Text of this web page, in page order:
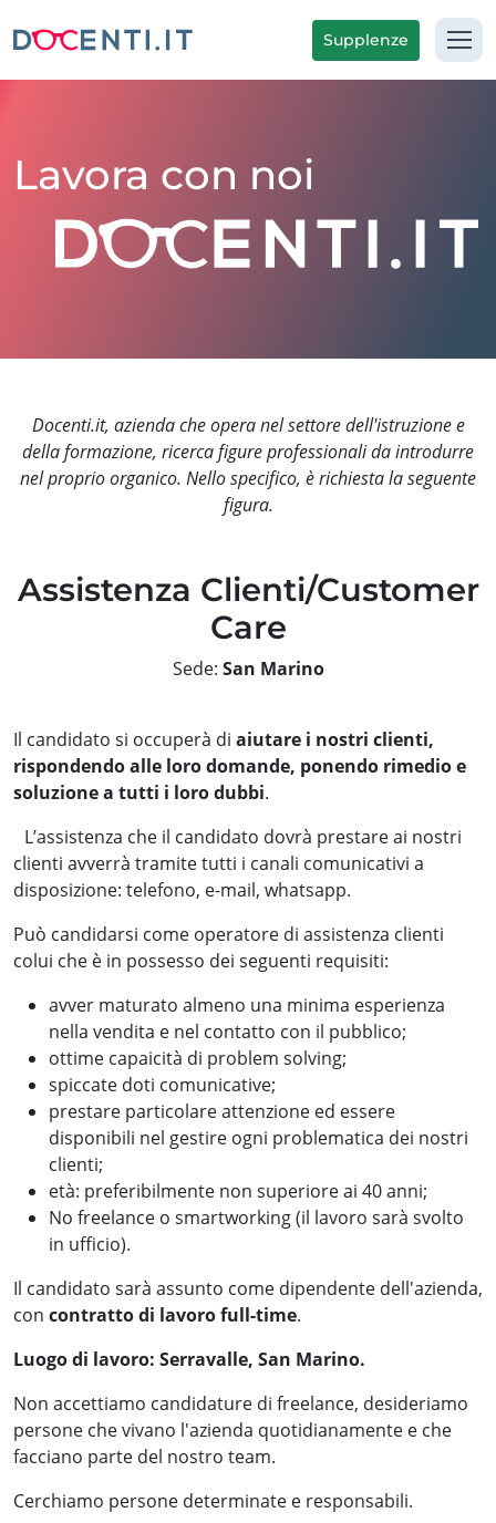
Supplenze
Lavora con noi
Docenti.it, azienda che opera nel settore dell'istruzione e
della formazione, ricerca figure professionali da introdurre
nel proprio organico. Nello specifico, è richiesta la seguente
figura.
Assistenza Clienti/Customer
Care
Sede: San Marino
Il candidato si occuperà di aiutare i nostri clienti,
rispondendo alle loro domande, ponendo rimedio e
soluzione a tutti i loro dubbi.
L’assistenza che il candidato dovrà prestare ai nostri
clienti avverrà tramite tutti i canali comunicativi a
disposizione: telefono, e-mail, whatsapp.
Può candidarsi come operatore di assistenza clienti
colui che è in possesso dei seguenti requisiti:
avver maturato almeno una minima esperienza
nella vendita e nel contatto con il pubblico;
ottime capaicità di problem solving;
spiccate doti comunicative;
prestare particolare attenzione ed essere
disponibili nel gestire ogni problematica dei nostri
clienti;
età: preferibilmente non superiore ai 40 anni;
No freelance o smartworking (il lavoro sarà svolto
in ufficio).
Il candidato sarà assunto come dipendente dell'azienda,
con contratto di lavoro full-time.
Luogo di lavoro: Serravalle, San Marino.
Non accettiamo candidature di freelance, desideriamo
persone che vivano l'azienda quotidianamente e che
facciano parte del nostro team.
Cerchiamo persone determinate e responsabili.